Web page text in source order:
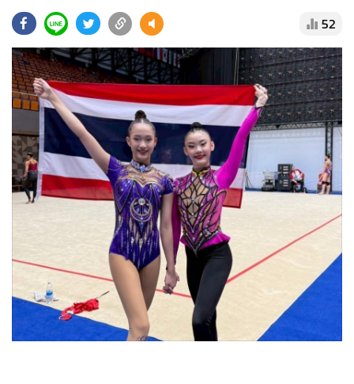
• ผู้จัดกวน
• Good health & Well-being
• Green Innovation & SD
• Management & HR
• MGR Live
• Infographic
• การเมือง
ท่องเที่ยว
Special Scoop
• เศรษฐกิจ-ธุรกิจ
52